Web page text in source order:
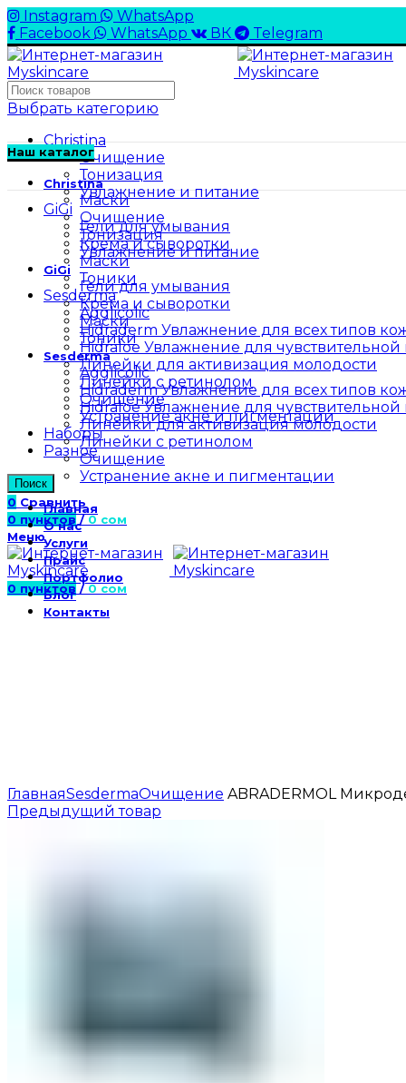
Instagram
WhatsApp
Facebook
WhatsApp ВК Telegram
Выбрать категорию
Christina
Очищение
Тонизация
Увлажнение и питание
GiGi
Гели для умывания
Крема и сыворотки
Маски
Тоники
Sesderma
Agglicolic
Hidraderm Увлажнение для всех типов
Hidraloe Увлажнение для
Линейки для активизация молодости
Линейки с ретинолом
Очищение
Устранение акне и пигментации
Наборы
Разное
Поиск
0 Сравнить
0 пунктов / 0 сом
Меню
0 пунктов / 0сом
Наш каталог
Christina
Маски
Очищение
Тонизация
Увлажнение и питание
GiGi
Гели для умывания
Крема и сыворотки
Маски
Тоники
Sesderma
Agglicolic
Hidraderm Увлажнение для всех типов
Hidraloe Увлажнение для
Линейки для активизация молодости
Линейки с ретинолом
Очищение
Устранение акне и пигментации
Главная
О нас
Услуги
Прайс
Портфолио
Блог
Контакты
ГлавнаяSesdermaОчищение ABRADERMOL
Предыдущий товар